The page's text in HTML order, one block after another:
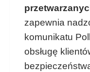
zapewnia
komunikatu
obsługę